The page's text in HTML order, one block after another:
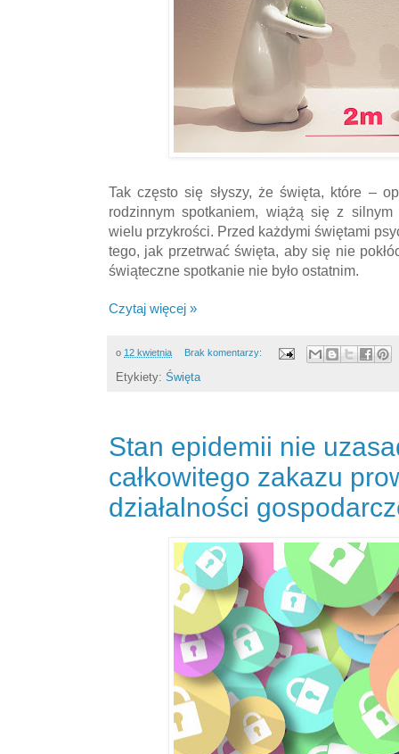
Tak często się słyszy, że święta, które –
rodzinnym spotkaniem, wiążą się z
wielu przykrości. Przed każdymi świętami
tego, jak przetrwać święta, aby się nie
świąteczne spotkanie nie było ostatnim.
Czytaj więcej »
o 12 kwietnia Brak komentarzy:
Etykiety: Święta
Stan epidemii nie
całkowitego zakazu
działalności